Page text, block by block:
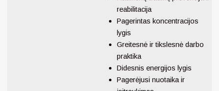
reabilitacija
Pagerintas koncentracijos
lygis
Greitesnė ir tikslesnė darbo
praktika
Didesnis energijos lygis
Pagerėjusi nuotaika ir